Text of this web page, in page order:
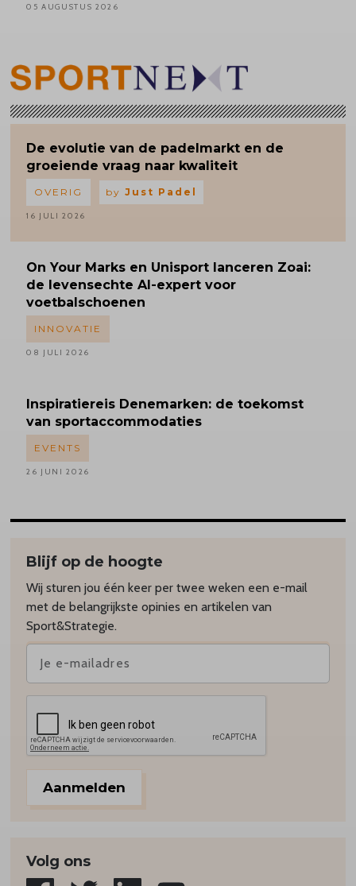
05 AUGUSTUS 2026
De evolutie van de padelmarkt en de
groeiende vraag naar kwaliteit
OVERIG by Just Padel
16 JULI 2026
On Your Marks en Unisport lanceren Zoai:
de levensechte AI-expert voor
voetbalschoenen
INNOVATIE
08 JULI 2026
Inspiratiereis Denemarken: de toekomst
van sportaccommodaties
EVENTS
26 JUNI 2026
Blijf op de hoogte
Wij sturen jou één keer per twee weken een e-mail
met de belangrijkste opinies en artikelen van
Sport&Strategie.
Aanmelden
Volg ons